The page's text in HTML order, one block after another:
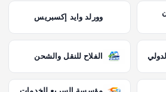
وورلد وايد إكسبريس
الفلاح للنقل والشحن
مؤسسة السريع للخدمات